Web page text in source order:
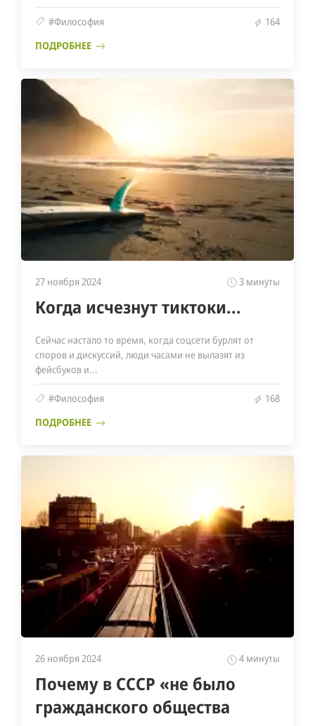
#Философия
164
ПОДРОБНЕЕ
27 ноября 2024 3 минуты
Когда исчезнут тиктоки...
Сейчас настало то время, когда соцсети бурлят от
споров и дискуссий, люди часами не вылазят из
фейсбуков и...
#Философия
168
ПОДРОБНЕЕ
26 ноября 2024 4 минуты
Почему в СССР «не было
гражданского общества